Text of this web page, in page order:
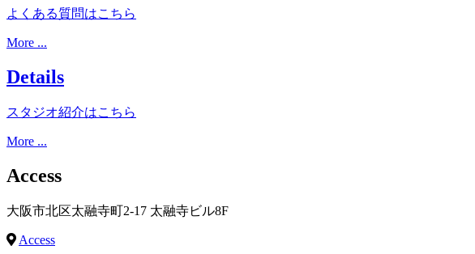
よくある質問はこちら
More ...
Details
スタジオ紹介はこちら
More ...
Access
大阪市北区太融寺町2-17 太融寺ビル8F
Access